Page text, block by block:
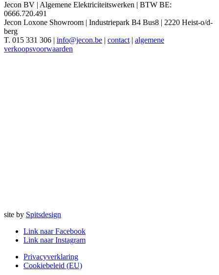
Jecon BV | Algemene Elektriciteitswerken | BTW BE:
0666.720.491
Jecon Loxone Showroom | Industriepark B4 Bus8 | 2220 Heist-o/d-
berg
T. 015 331 306 | info@jecon.be | contact | algemene
verkoopsvoorwaarden
site by Spitsdesign
Link naar Facebook
Link naar Instagram
Privacyverklaring
Cookiebeleid (EU)